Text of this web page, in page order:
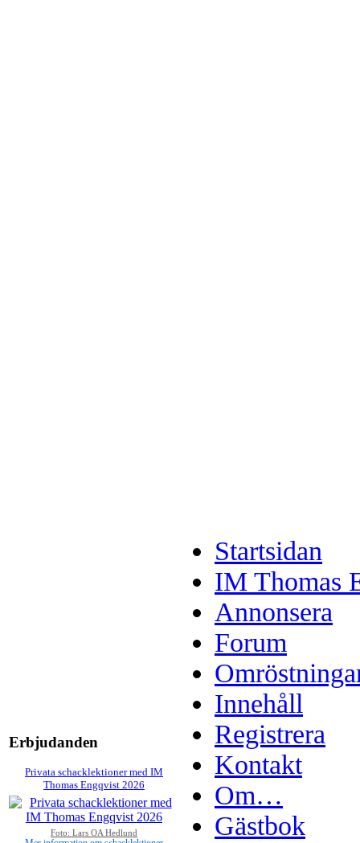
Erbjudanden
Privata schacklektioner med IM
Thomas Engqvist 2026
Foto: Lars OA Hedlund
Startsidan
IM Thomas
Annonsera
Forum
Innehåll
Registrera
Kontakt
Om…
Gästbok